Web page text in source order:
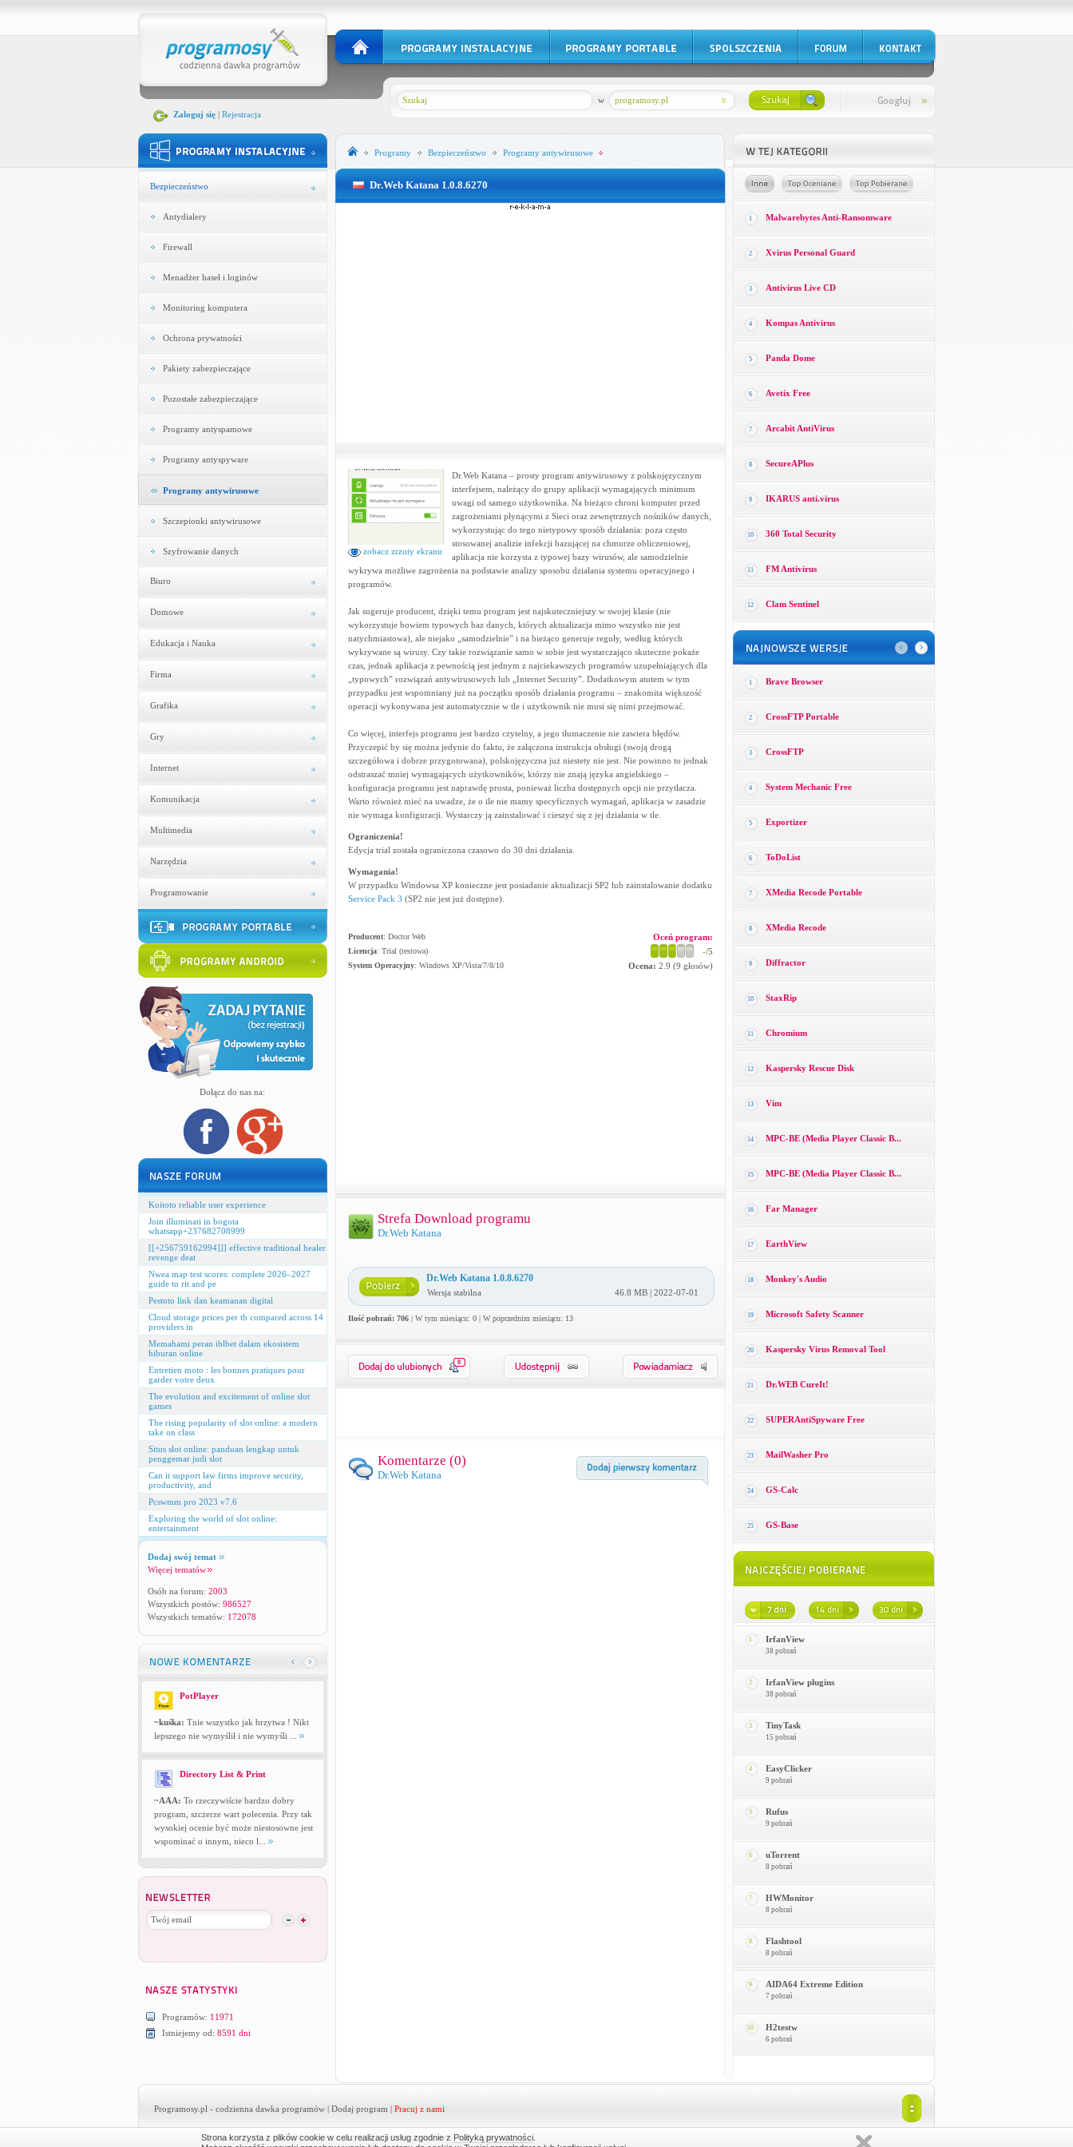
Zaloguj się| Rejestracja
programosy.pl
w
Bezpieczeństwo
Antydialery
Firewall
Menadżer haseł i loginów
Monitoring komputera
Ochrona prywatności
Pakiety zabezpieczające
Pozostałe zabezpieczające
Programy antyspamowe
Programy antyspyware
Programy antywirusowe
Szczepionki antywirusowe
Szyfrowanie danych
Biuro
Domowe
Edukacja i Nauka
Firma
Grafika
Gry
Internet
Komunikacja
Multimedia
Narzędzia
Programowanie
Dołącz do nas na:
Koitoto reliable user experience
Join illuminati in bogota
whatsapp+237682708999
[[+256759162994]]] effective traditional healer
revenge deat
Nwea map test scores: complete 2026–2027
guide to rit and pe
Pestoto link dan keamanan digital
Cloud storage prices per tb compared across 14
providers in
Memahami peran iblbet dalam ekosistem
hiburan online
Entretien moto : les bonnes pratiques pour
garder votre deux
The evolution and excitement of online slot
games
The rising popularity of slot online: a modern
take on class
Situs slot online: panduan lengkap untuk
penggemar judi slot
Can it support law firms improve security,
productivity, and
Pcswmm pro 2023 v7.6
Exploring the world of slot online:
entertainment
Dodaj swój temat
Więcej tematów
Osób na forum: 2003
Wszystkich postów: 986527
Wszystkich tematów: 172078
PotPlayer
~kuśka: Tnie wszystko jak brzytwa ! Nikt
lepszego nie wymyślił i nie wymyśli ...
Directory List & Print
~AAA: To rzeczywiście bardzo dobry
program, szczerze wart polecenia. Przy tak
wysokiej ocenie być może niestosowne jest
wspominać o innym, nieco l...
Programów: 11971
Istniejemy od: 8591 dni
Programy Bezpieczeństwo Programy antywirusowe
Dr.Web Katana 1.0.8.6270
zobacz zrzuty ekranu
Dr.Web Katana – prosty program antywirusowy z polskojęzycznym
interfejsem, należący do grupy aplikacji wymagających minimum
uwagi od samego użytkownika. Na bieżąco chroni komputer przed
zagrożeniami płynącymi z Sieci oraz zewnętrznych nośników danych,
wykorzystując do tego nietypowy sposób działania: poza często
stosowanej analizie infekcji bazującej na chmurze obliczeniowej,
aplikacja nie korzysta z typowej bazy wirusów, ale samodzielnie
wykrywa możliwe zagrożenia na podstawie analizy sposobu działania systemu operacyjnego i
programów.
Jak sugeruje producent, dzięki temu program jest najskuteczniejszy w swojej klasie (nie
wykorzystuje bowiem typowych baz danych, których aktualizacja mimo wszystko nie jest
natychmiastowa), ale niejako „samodzielnie” i na bieżąco generuje reguły, według których
wykrywane są wirusy. Czy takie rozwiązanie samo w sobie jest wystarczająco skuteczne pokaże
czas, jednak aplikacja z pewnością jest jednym z najciekawszych programów uzupełniających dla
„typowych” rozwiązań antywirusowych lub „Internet Security”. Dodatkowym atutem w tym
przypadku jest wspomniany już na początku sposób działania programu – znakomita większość
operacji wykonywana jest automatycznie w tle i użytkownik nie musi się nimi przejmować.
Co więcej, interfejs programu jest bardzo czytelny, a jego tłumaczenie nie zawiera błędów.
Przyczepić by się można jedynie do faktu, że załączona instrukcja obsługi (swoją drogą
szczegółowa i dobrze przygotowana), polskojęzyczna już niestety nie jest. Nie powinno to jednak
odstraszać mniej wymagających użytkowników, którzy nie znają języka angielskiego –
konfiguracja programu jest naprawdę prosta, ponieważ liczba dostępnych opcji nie przytłacza.
Warto również mieć na uwadze, że o ile nie mamy specyficznych wymagań, aplikacja w zasadzie
nie wymaga konfiguracji. Wystarczy ją zainstalować i cieszyć się z jej działania w tle.
Ograniczenia!
Edycja trial została ograniczona czasowo do 30 dni działania.
Wymagania!
W przypadku Windowsa XP konieczne jest posiadanie aktualizacji SP2 lub zainstalowanie dodatku
Service Pack 3 (SP2 nie jest już dostępne).
Producent: Doctor Web
Licencja: Trial (testowa)
System Operacyjny: Windows XP/Vista/7/8/10
Oceń program:
-/5
Ocena: 2.9 (9 głosów)
Strefa Download programu
Dr.Web Katana
Dr.Web Katana 1.0.8.6270
Wersja stabilna 46.8 MB | 2022-07-01
Ilość pobrań: 706| W tym miesiącu: 0 | W poprzednim miesiącu: 13
0
Komentarze (0)
Dr.Web Katana
1 Malwarebytes Anti-Ransomware
2 Xvirus Personal Guard
3 Antivirus Live CD
4 Kompas Antivirus
5 Panda Dome
6 Avetix Free
7 Arcabit AntiVirus
8 SecureAPlus
9 IKARUS anti.virus
10 360 Total Security
11 FM Antivirus
12 Clam Sentinel
1 Brave Browser
2 CrossFTP Portable
3 CrossFTP
4 System Mechanic Free
5 Exportizer
6 ToDoList
7 XMedia Recode Portable
8 XMedia Recode
9 Diffractor
10 StaxRip
11 Chromium
12 Kaspersky Rescue Disk
13 Vim
14 MPC-BE (Media Player Classic B...
15 MPC-BE (Media Player Classic B...
16 Far Manager
17 EarthView
18 Monkey′s Audio
19 Microsoft Safety Scanner
20 Kaspersky Virus Removal Tool
21 Dr.WEB CureIt!
22 SUPERAntiSpyware Free
23 MailWasher Pro
24 GS-Calc
25 GS-Base
1 IrfanView
38 pobrań
2 IrfanView plugins
38 pobrań
3 TinyTask
15 pobrań
4 EasyClicker
9 pobrań
5 Rufus
9 pobrań
6 uTorrent
8 pobrań
7 HWMonitor
8 pobrań
8 Flashtool
8 pobrań
9 AIDA64 Extreme Edition
7 pobrań
10 H2testw
6 pobrań
Programosy.pl - codzienna dawka programów | Dodaj program | Pracuj z nami
Strona korzysta z plików cookie w celu realizacji usług zgodnie z Polityką prywatności